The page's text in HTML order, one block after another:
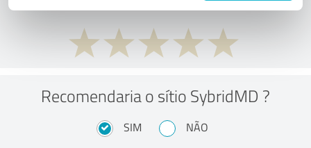
Recomendaria o sítio SybridMD ?
SIM NÃO